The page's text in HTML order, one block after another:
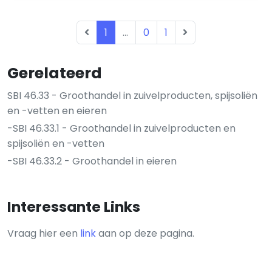
Gerelateerd
SBI 46.33 - Groothandel in zuivelproducten, spijsoliën
en -vetten en eieren
-SBI 46.33.1 - Groothandel in zuivelproducten en
spijsoliën en -vetten
-SBI 46.33.2 - Groothandel in eieren
Interessante Links
Vraag hier een linkaan op deze pagina.
1 ... 0 1